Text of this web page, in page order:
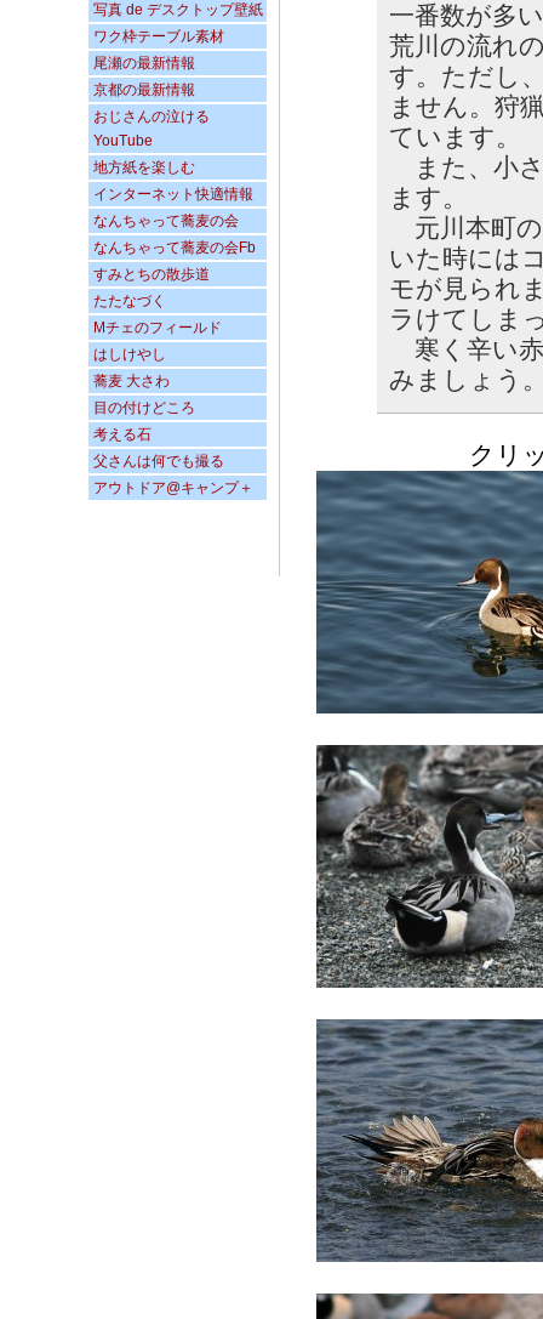
写真 de デスクトップ壁紙
ワク枠テーブル素材
尾瀬の最新情報
京都の最新情報
おじさんの泣ける
YouTube
地方紙を楽しむ
インターネット快適情報
なんちゃって蕎麦の会
なんちゃって蕎麦の会Fb
すみとちの散歩道
たたなづく
Mチェのフィールド
はしけやし
蕎麦 大さわ
目の付けどころ
考える石
父さんは何でも撮る
アウトドア@キャンプ＋
一番数が多
荒川の流れ
す。ただし
ません。狩
ています。
また、小
ます。
元川本町
いた時には
モが見られ
ラけてしま
寒く辛い
みましょう
クリックす